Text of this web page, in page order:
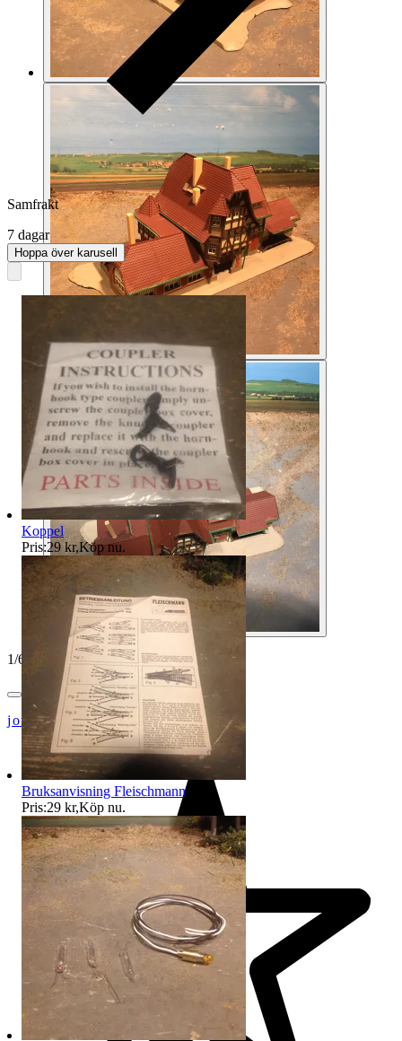
1/6
jon-52
Samfrakt
7 dagar
Hoppa över karusell
Koppel
Pris:29 kr,Köp nu.
Bruksanvisning Fleischmann
Pris:29 kr,Köp nu.